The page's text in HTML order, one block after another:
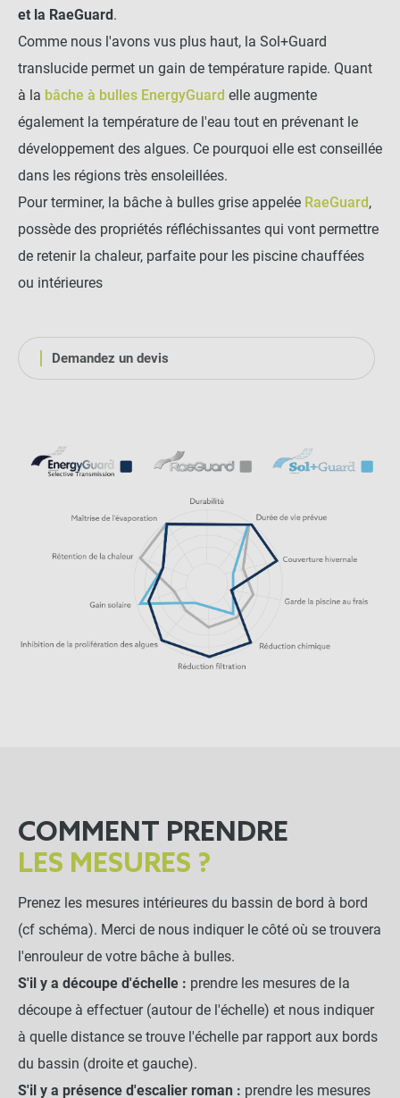
et la RaeGuard .
Comme nous l'avons vus plus haut, la Sol+Guard
translucide permet un gain de température rapide. Quant
à la bâche à bulles EnergyGuard elle augmente
également la température de l'eau tout en prévenant le
développement des algues. Ce pourquoi elle est conseillée
dans les régions très ensoleillées.
Pour terminer, la bâche à bulles grise appelée RaeGuard,
possède des propriétés réfléchissantes qui vont permettre
de retenir la chaleur, parfaite pour les piscine chauffées
ou intérieures
Demandez un devis
COMMENT PRENDRE
LES MESURES ?
Prenez les mesures intérieures du bassin de bord à bord
(cf schéma). Merci de nous indiquer le côté où se trouvera
l'enrouleur de votre bâche à bulles.
S'il y a découpe d'échelle : prendre les mesures de la
découpe à effectuer (autour de l'échelle) et nous indiquer
à quelle distance se trouve l'échelle par rapport aux bords
du bassin (droite et gauche).
S'il y a présence d'escalier roman : prendre les mesures